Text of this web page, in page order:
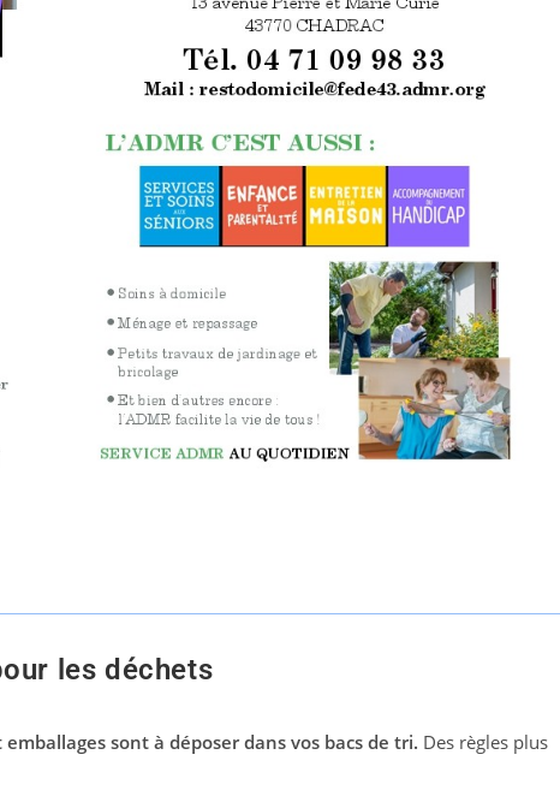
les déchets
emballages sont à déposer dans vos bacs de tri. Des règles plus